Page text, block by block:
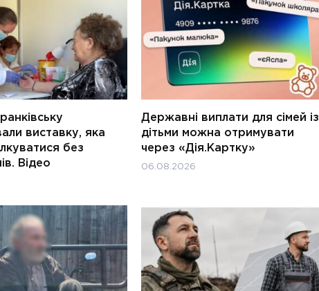
виставку, яка
без
Відео
Державні виплати для сімей із
дітьми можна отримувати
через «Дія.Картку»
06.08.2026